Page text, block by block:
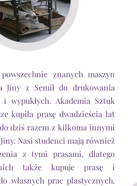
znanych maszyn
Jiny z Semil do drukowania
wypukłych. Akademia Sztuk
kupiła prasę dwadzieścia lat
dziś razem z kilkoma innymi
Nasi studenci mają również
z tymi prasami, dlatego
także kupuje prasę i
własnych prac plastycznych.